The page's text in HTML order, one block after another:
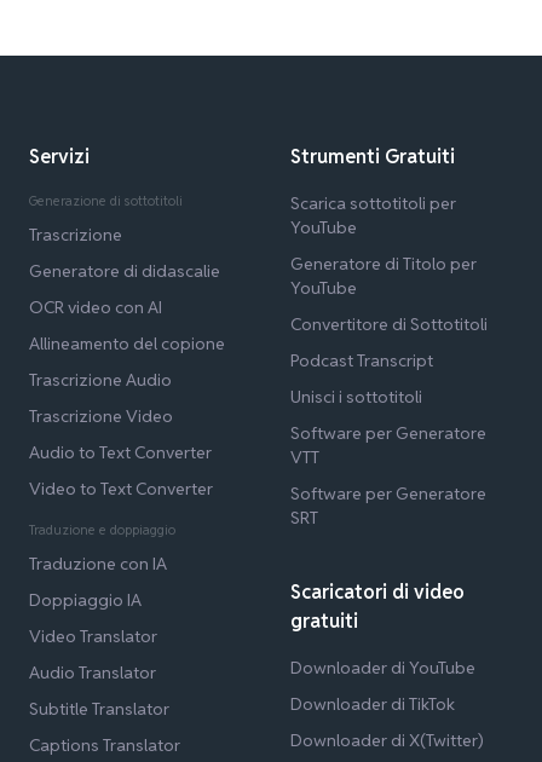
Servizi
Generazione di sottotitoli
Trascrizione
Generatore di didascalie
OCR video con AI
Allineamento del copione
Trascrizione Audio
Trascrizione Video
Audio to Text Converter
Video to Text Converter
Traduzione e doppiaggio
Traduzione con IA
Doppiaggio IA
Video Translator
Audio Translator
Subtitle Translator
Captions Translator
Strumenti Gratuiti
Scarica sottotitoli per
YouTube
Generatore di Titolo per
YouTube
Convertitore di Sottotitoli
Podcast Transcript
Unisci i sottotitoli
Software per Generatore
VTT
Software per Generatore
SRT
Scaricatori di video
gratuiti
Downloader di YouTube
Downloader di TikTok
Downloader di X(Twitter)